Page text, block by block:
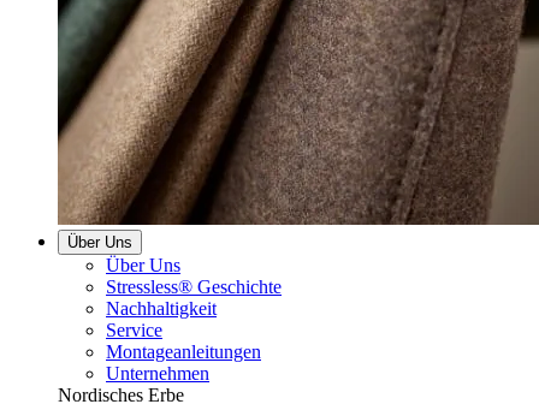
Über Uns
Über Uns
Stressless® Geschichte
Nachhaltigkeit
Service
Montageanleitungen
Unternehmen
Nordisches Erbe